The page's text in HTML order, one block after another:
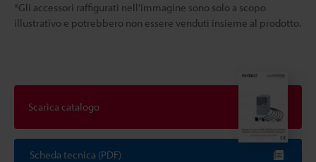
*Gli accessori raffigurati nell'immagine sono solo a scopo
illustrativo e potrebbero non essere venduti insieme al prodotto.
Scarica catalogo
Scheda tecnica (PDF)